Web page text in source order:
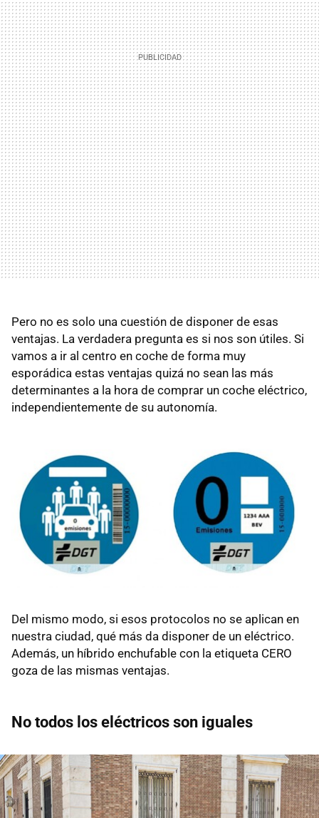
Pero no es solo una cuestión de disponer de esas
ventajas. La verdadera pregunta es si nos son útiles. Si
vamos a ir al centro en coche de forma muy
esporádica estas ventajas quizá no sean las más
determinantes a la hora de comprar un coche eléctrico,
independientemente de su autonomía.
Del mismo modo, si esos protocolos no se aplican en
nuestra ciudad, qué más da disponer de un eléctrico.
Además, un híbrido enchufable con la etiqueta CERO
goza de las mismas ventajas.
No todos los eléctricos son iguales